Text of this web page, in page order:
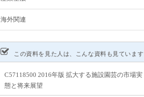
海外関連
この資料を見た人は、こんな資料も見ています
C57118500 2016年版 拡大する施設園芸の市場実
態と将来展望